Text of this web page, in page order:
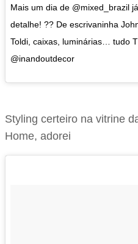
Mais um dia de @mixed_brazil
detalhe! ?? De escrivaninha
Toldi, caixas, luminárias… tudo
@inandoutdecor
Styling certeiro na vitrine
Home, adorei